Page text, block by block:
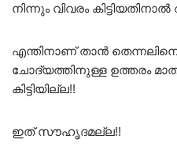
നിന്നും വിവരം
എന്തിനാണ് താൻ
ചോദ്യത്തിനുള്ള ഉത്തരം
കിട്ടിയില്ല!!
ഇത് സൗഹൃദമല്ല!!